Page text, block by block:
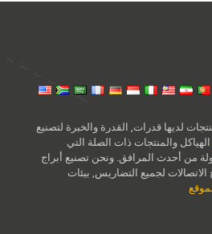
لديها قدرات, القدرة والخبرة لتصنيع
الهياكل والمنتجات ذات الصلة التي
من أحدث المرافق. ونحن تصنيع أبراج
الاتصالات لجميع التضاريس, بيئات